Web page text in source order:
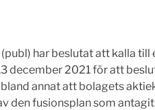
har beslutat att kalla till
december 2021 för att
annat att bolagets
den fusionsplan som